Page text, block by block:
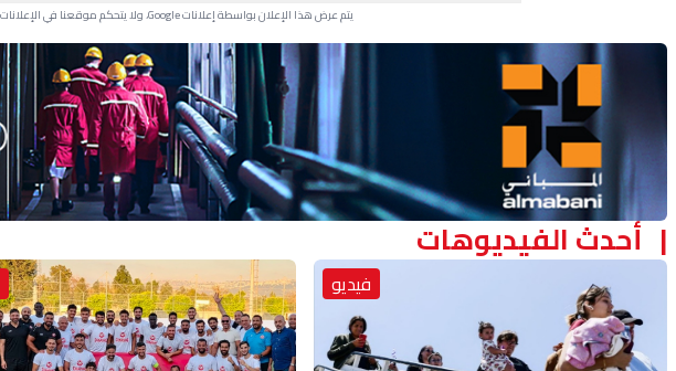
يتم عرض هذا الإعلان بواسطة إعلانات Google، ولا يتحكم موقعنا في الإعلانات التي تظهر لكل مستخدم.
Advertisement Section
أحدث الفيديوهات
فيديو